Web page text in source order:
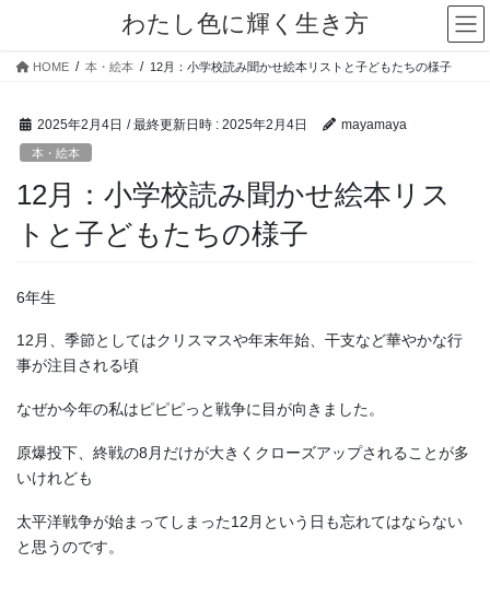
わたし色に輝く生き方
HOME 本・絵本 12月：小学校読み聞かせ絵本リストと子どもたちの様子
2025年2月4日 / 最終更新日時 : 2025年2月4日 mayamaya
本・絵本
12月：小学校読み聞かせ絵本リス
トと子どもたちの様子
6年生
12月、季節としてはクリスマスや年末年始、干支など華やかな行
事が注目される頃
なぜか今年の私はピピピっと戦争に目が向きました。
原爆投下、終戦の8月だけが大きくクローズアップされることが多
いけれども
太平洋戦争が始まってしまった12月という日も忘れてはならない
と思うのです。